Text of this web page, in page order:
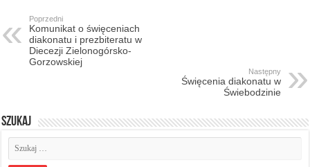
Poprzedni
Komunikat o święceniach
diakonatu i prezbiteratu w
Diecezji Zielonogórsko-
Gorzowskiej
Następny
Święcenia diakonatu w
Świebodzinie
Szukaj